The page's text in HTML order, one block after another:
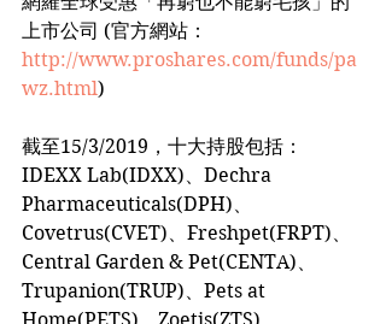
上市公司 (官方網站：
http://www.proshares.com/funds/pa
wz.html)
截至15/3/2019，十大持股包括：
IDEXX Lab(IDXX)、Dechra
Pharmaceuticals(DPH)、
Covetrus(CVET)、Freshpet(FRPT)、
Central Garden & Pet(CENTA)、
Trupanion(TRUP)、Pets at
Home(PETS)、Zoetis(ZTS)、